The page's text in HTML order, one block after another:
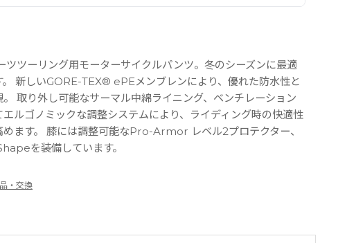
ツツーリング用モーターサイクルパンツ。冬のシーズンに最適
。 新しいGORE-TEX® ePEメンブレンにより、優れた防水性と
。 取り外し可能なサーマル中綿ライニング、ベンチレーション
エルゴノミックな調整システムにより、ライディング時の快適性
めます。 膝には調整可能なPro-Armor レベル2プロテクター、
を装備しています。
・交換